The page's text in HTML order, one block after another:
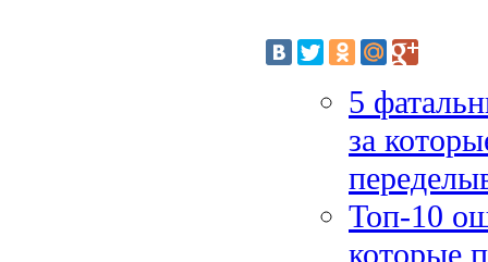
5
за
Топ-10
которые